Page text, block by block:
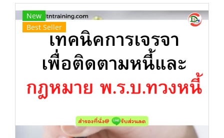
New
Best Seller